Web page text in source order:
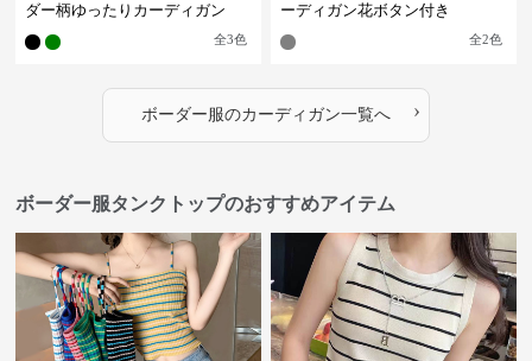
ダー柄ゆったりカーディガン
全3色
ーディガン花ボタン付き
全2色
ボーダー服のカーディガン一覧へ ›
ボーダー服タンクトップのおすすめアイテム